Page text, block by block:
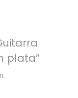
plata”